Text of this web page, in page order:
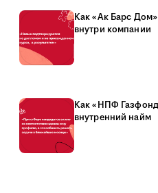
Как «Ак Барс
внутри компании
Как «НПФ
внутренний найм